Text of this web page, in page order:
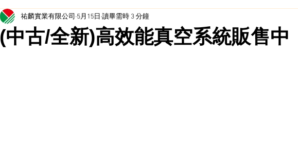
(中古/全新)高效能真空系統販售中
祐麟實業有限公司 5月15日 讀畢需時 3 分鐘